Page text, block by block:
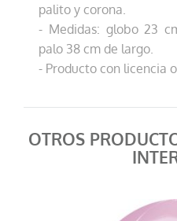
palito y corona.
- Medidas: globo 23
palo 38 cm de largo.
- Producto con licencia
OTROS